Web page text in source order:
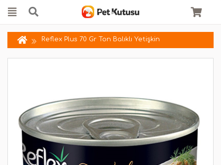
Reflex Plus 70 Gr Ton Balıklı Yetişkin